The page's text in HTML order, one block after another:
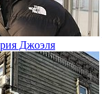
Джоэля